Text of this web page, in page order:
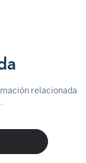
relacionada